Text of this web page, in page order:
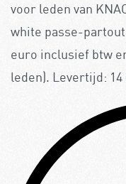
voor leden van
white passe-
euro inclusief btw
leden). Levertijd: 14